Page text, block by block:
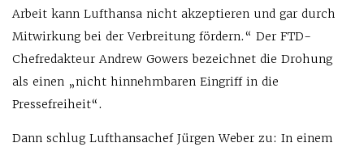
Arbeit kann Lufthansa nicht akzeptieren und gar durch
Mitwirkung bei der Verbreitung fördern.“ Der FTD-
Chefredakteur Andrew Gowers bezeichnet die Drohung
als einen „nicht hinnehmbaren Eingriff in die
Pressefreiheit“.
Dann schlug Lufthansachef Jürgen Weber zu: In einem